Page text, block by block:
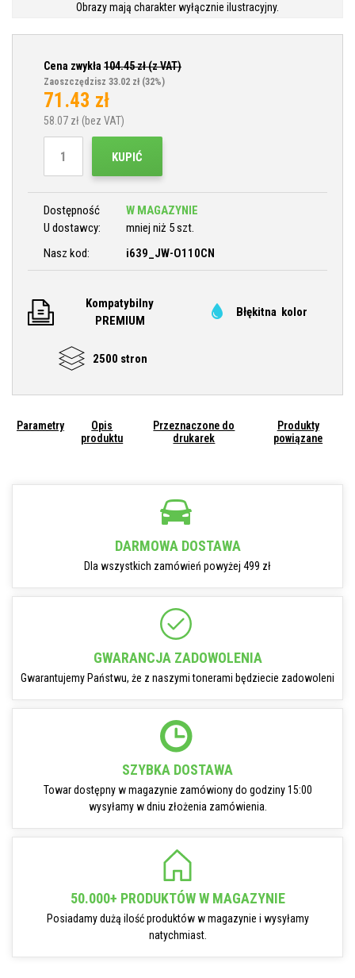
Obrazy mają charakter wyłącznie ilustracyjny.
Cena zwykła 104.45zł (z VAT)
Zaoszczędzisz 33.02 zł (32%)
71.43 zł
58.07 zł (bez VAT)
KUPIĆ
Dostępność
W MAGAZYNIE
U dostawcy:
mniej niż 5 szt.
Nasz kod:
i639_JW-O110CN
Kompatybilny
PREMIUM
Błękitna kolor
2500 stron
Parametry
Opis
produktu
Przeznaczone do
drukarek
Produkty
powiązane
DARMOWA DOSTAWA
Dla wszystkich zamówień powyżej 499 zł
GWARANCJA ZADOWOLENIA
Gwarantujemy Państwu, że z naszymi tonerami będziecie zadowoleni
SZYBKA DOSTAWA
Towar dostępny w magazynie zamówiony do godziny 15:00
wysyłamy w dniu złożenia zamówienia.
50.000+ PRODUKTÓW W MAGAZYNIE
Posiadamy dużą ilość produktów w magazynie i wysyłamy
natychmiast.